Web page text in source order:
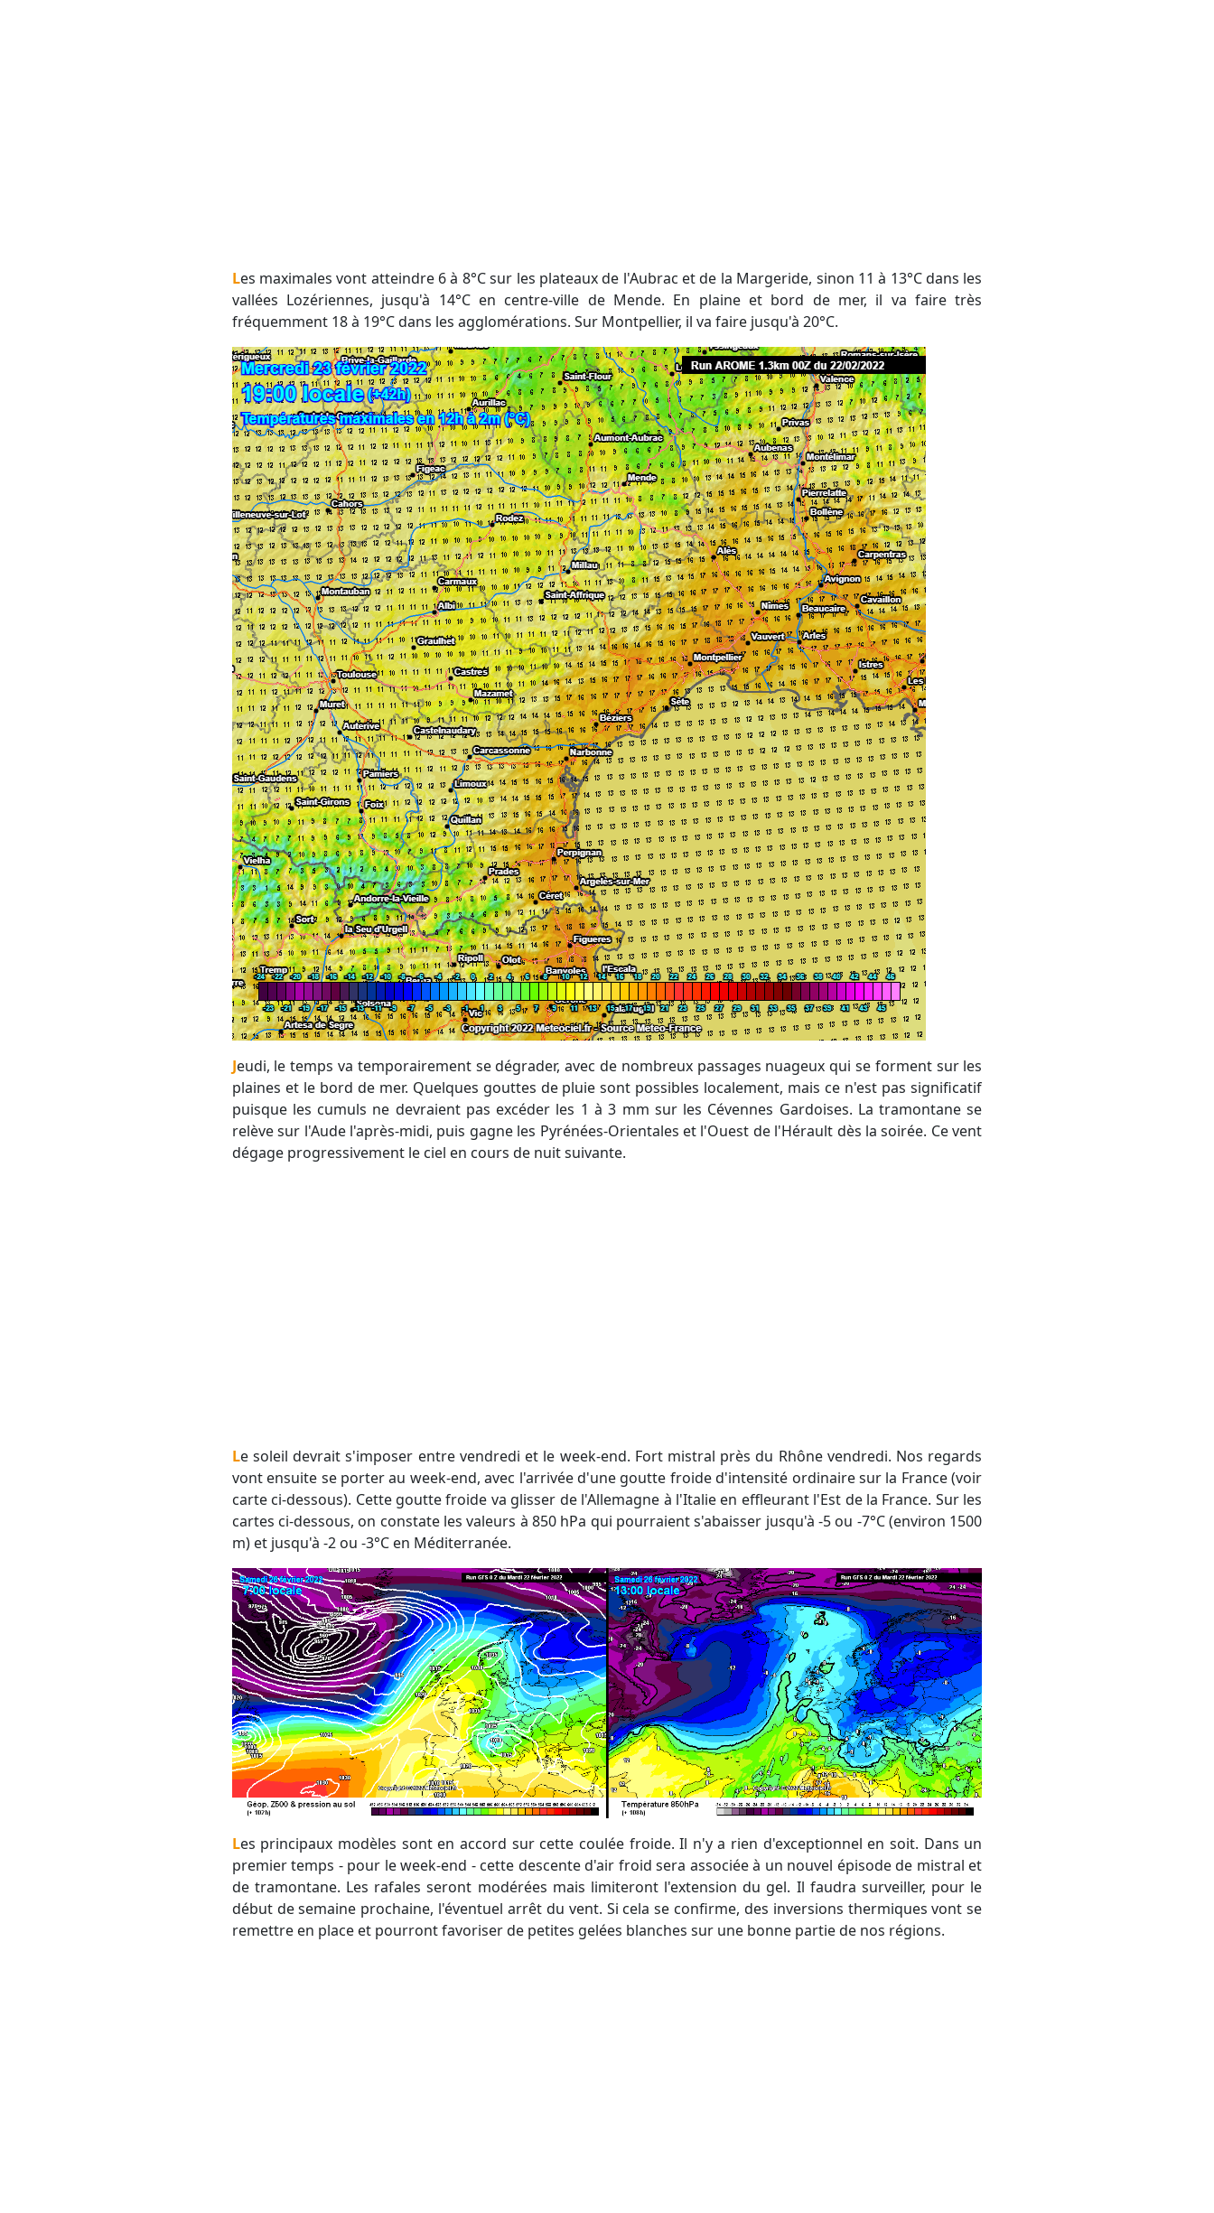
Les maximales vont atteindre 6 à 8°C sur les plateaux de l'Aubrac et de la Margeride, sinon 11 à 13°C dans les
vallées Lozériennes, jusqu'à 14°C en centre-ville de Mende. En plaine et bord de mer, il va faire très
fréquemment 18 à 19°C dans les agglomérations. Sur Montpellier, il va faire jusqu'à 20°C.
Jeudi, le temps va temporairement se dégrader, avec de nombreux passages nuageux qui se forment sur les
plaines et le bord de mer. Quelques gouttes de pluie sont possibles localement, mais ce n'est pas significatif
puisque les cumuls ne devraient pas excéder les 1 à 3 mm sur les Cévennes Gardoises. La tramontane se
relève sur l'Aude l'après-midi, puis gagne les Pyrénées-Orientales et l'Ouest de l'Hérault dès la soirée. Ce vent
dégage progressivement le ciel en cours de nuit suivante.
Le soleil devrait s'imposer entre vendredi et le week-end. Fort mistral près du Rhône vendredi. Nos regards
vont ensuite se porter au week-end, avec l'arrivée d'une goutte froide d'intensité ordinaire sur la France (voir
carte ci-dessous). Cette goutte froide va glisser de l'Allemagne à l'Italie en effleurant l'Est de la France. Sur les
cartes ci-dessous, on constate les valeurs à 850 hPa qui pourraient s'abaisser jusqu'à -5 ou -7°C (environ 1500
m) et jusqu'à -2 ou -3°C en Méditerranée.
Les principaux modèles sont en accord sur cette coulée froide. Il n'y a rien d'exceptionnel en soit. Dans un
premier temps - pour le week-end - cette descente d'air froid sera associée à un nouvel épisode de mistral et
de tramontane. Les rafales seront modérées mais limiteront l'extension du gel. Il faudra surveiller, pour le
début de semaine prochaine, l'éventuel arrêt du vent. Si cela se confirme, des inversions thermiques vont se
remettre en place et pourront favoriser de petites gelées blanches sur une bonne partie de nos régions.